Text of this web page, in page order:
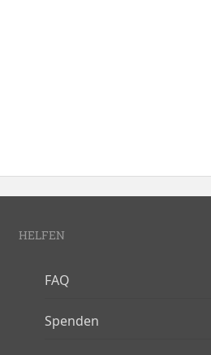
HELFEN
FAQ
Spenden